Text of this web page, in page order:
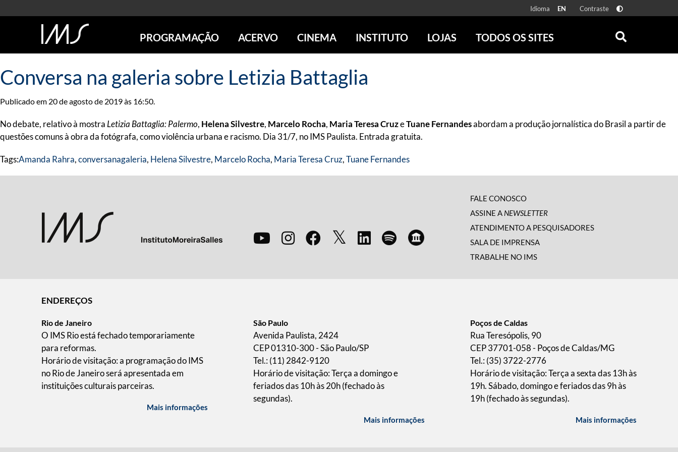
Idioma EN Contraste
PROGRAMAÇÃO
SÃO PAULO
POÇOS DE CALDAS
EXPOSIÇÕES
FUTURAS
ANTERIORES
ACERVO
SOBRE O ACERVO
MÚSICA
BIBLIOTECA DE FOTOGRAFIA
CINEMA
SÃO PAULO
POÇOS DE CALDAS
BLOG DO CINEMA
REVISTAS DE PROGRAMAÇÃO
INSTITUTO
IMS PAULISTA
QUEM SOMOS
EDUCAÇÃO
ESCOLA ESCUTA
LOJAS TODOS OS SITES
TESTEMUNHA OCULAR
Conversa na galeria sobre Letizia Battaglia
Publicado em 20 de agosto de 2019 às 16:50.
No debate, relativo à mostra Letizia Battaglia: Palermo, Helena Silvestre, Marcelo Rocha, Maria Teresa CruzeTuane Fernandesabordam a produção jornalística do Brasil a partir de
questões comuns à obra da fotógrafa, como violência urbana e racismo. Dia 31/7, no IMS Paulista. Entrada gratuita.
Tags:Amanda Rahra,conversanagaleria, Helena Silvestre, Marcelo Rocha, Maria Teresa Cruz,Tuane Fernandes
FALE CONOSCO
ASSINE A NEWSLETTER
ATENDIMENTO A PESQUISADORES
SALA DE IMPRENSA
TRABALHE NO IMS
ENDEREÇOS
Rio de Janeiro
O IMS Rio está fechado temporariamente
para reformas.
Horário de visitação: a programação do IMS
no Rio de Janeiro será apresentada em
instituições culturais parceiras.
Mais informações
São Paulo
Avenida Paulista, 2424
CEP 01310-300 - São Paulo/SP
Tel.: (11) 2842-9120
Horário de visitação: Terça a domingo e
feriados das 10h às 20h (fechado às
segundas).
Mais informações
Poços de Caldas
Rua Teresópolis, 90
CEP 37701-058 - Poços de Caldas/MG
Tel.: (35) 3722-2776
Horário de visitação: Terça a sexta das 13h às
19h. Sábado, domingo e feriados das 9h às
19h (fechado às segundas).
Mais informações